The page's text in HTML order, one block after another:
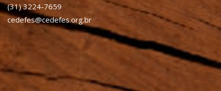
(31) 3224-7659
cedefes@cedefes.org.br